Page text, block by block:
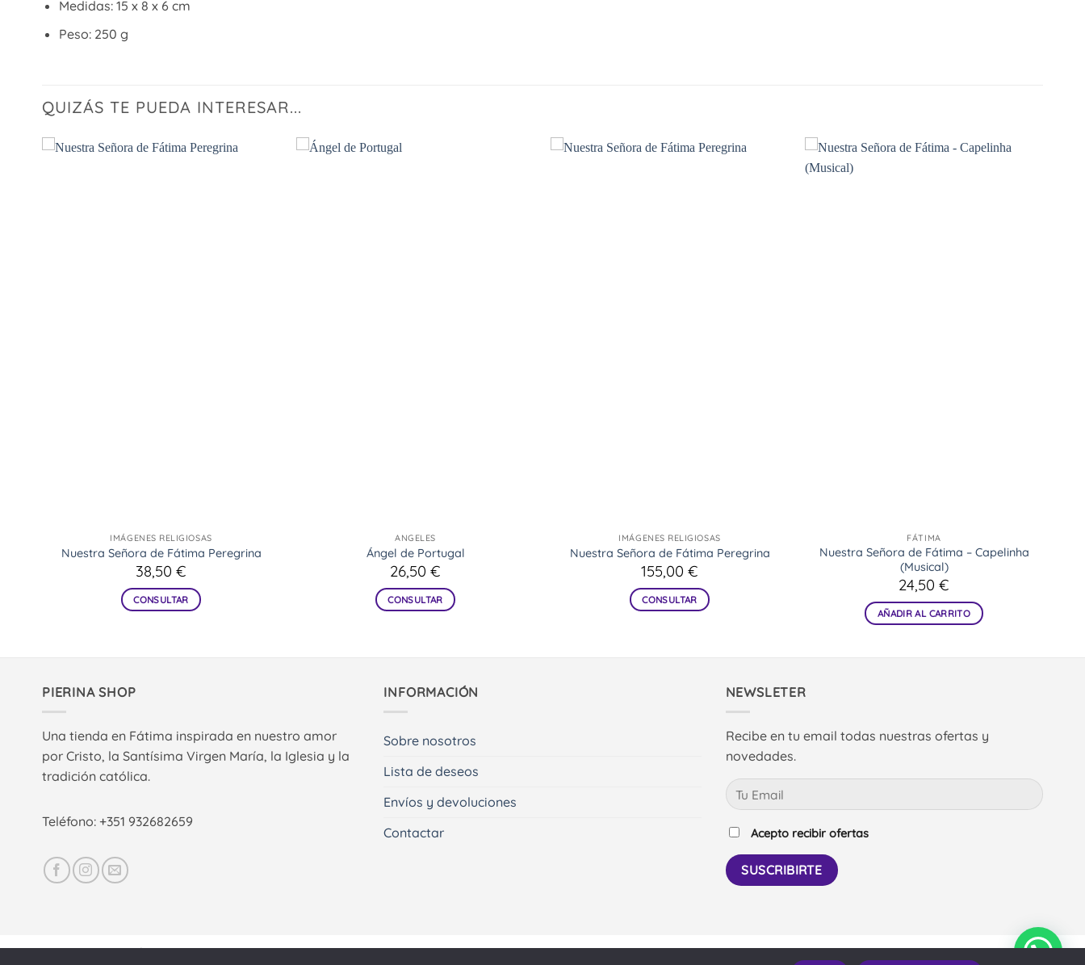
Medidas: 15 x 8 x 6 cm
Peso: 250 g
QUIZÁS TE PUEDA INTERESAR...
IMÁGENES RELIGIOSAS
Nuestra Señora de Fátima Peregrina
38,50 €
CONSULTAR
ANGELES
Ángel de Portugal
26,50 €
CONSULTAR
IMÁGENES RELIGIOSAS
Nuestra Señora de Fátima Peregrina
155,00 €
CONSULTAR
FÁTIMA
Nuestra Señora de Fátima – Capelinha
(Musical)
24,50 €
AÑADIR AL CARRITO
PIERINA SHOP
Una tienda en Fátima inspirada en nuestro amor
por Cristo, la Santísima Virgen María, la Iglesia y la
tradición católica.
Teléfono: +351 932682659
INFORMACIÓN
Sobre nosotros
Lista de deseos
Envíos y devoluciones
Contactar
NEWSLETER
Recibe en tu email todas nuestras ofertas y
novedades.
Acepto recibir ofertas
AVISO LEGAL POLÍTICA DE COOKIES CONTACTAR ENTRAR